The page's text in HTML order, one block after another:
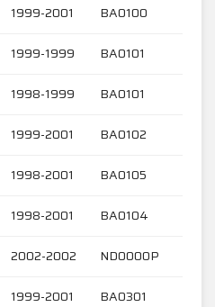
1999-2001 BA0100
1999-1999 BA0101
1998-1999 BA0101
1999-2001 BA0102
1998-2001 BA0105
1998-2001 BA0104
2002-2002 ND0000P
1999-2001 BA0301